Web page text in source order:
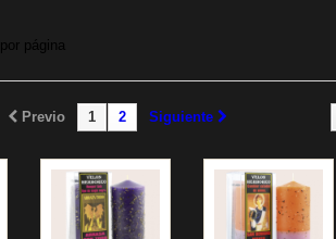
por página
Previo 1 2 Siguiente